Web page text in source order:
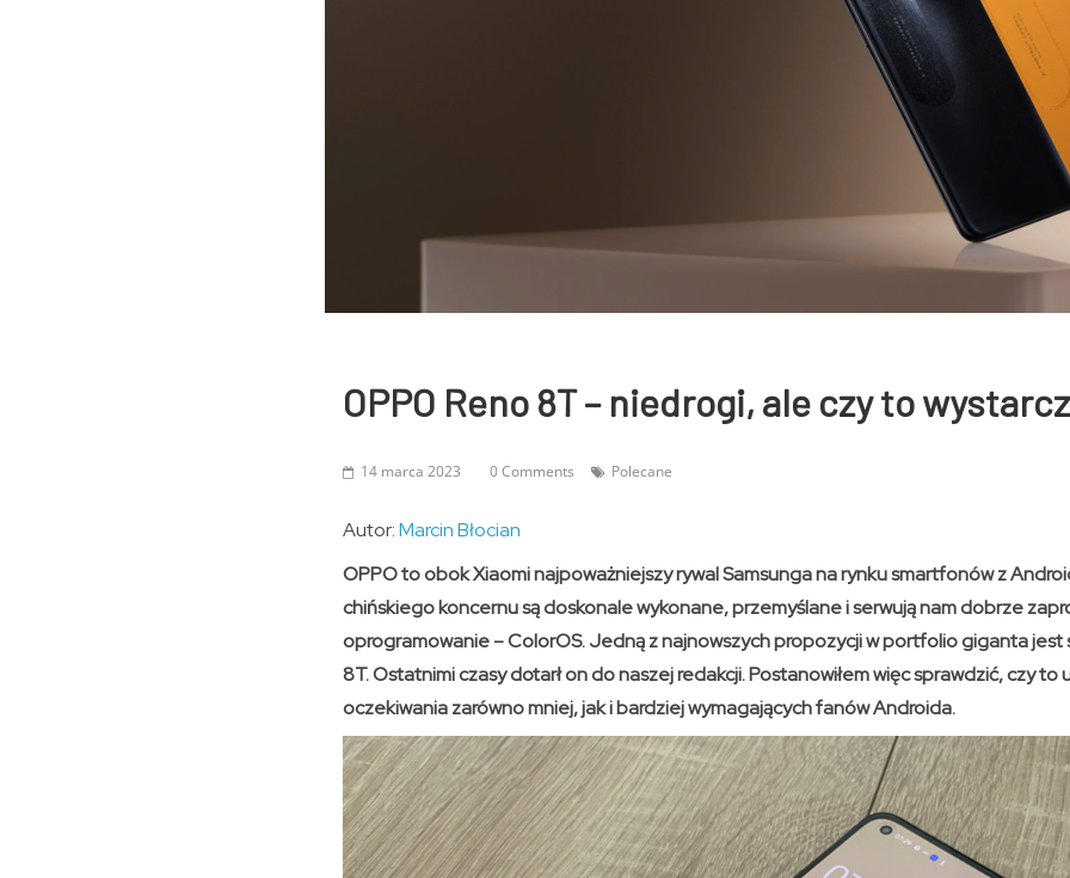
OPPO Reno 8T – niedrogi, ale czy to
14 marca 2023 0 Comments Polecane
Autor:Marcin Błocian
OPPO to obok Xiaomi najpoważniejszy rywal Samsunga na rynku smartfonów z
chińskiego koncernu są doskonale wykonane, przemyślane i serwują nam dobrze
oprogramowanie – ColorOS. Jedną z najnowszych propozycji w portfolio giganta jest
8T. Ostatnimi czasy dotarł on do naszej redakcji. Postanowiłem więc sprawdzić, czy to
oczekiwania zarówno mniej, jak i bardziej wymagających fanów Androida.